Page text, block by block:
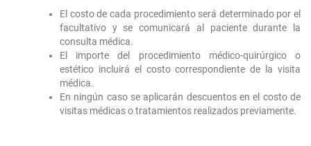
El costo de cada procedimiento será determinado por el
facultativo y se comunicará al paciente durante la
consulta médica.
El importe del procedimiento médico-quirúrgico o
estético incluirá el costo correspondiente de la visita
médica.
En ningún caso se aplicarán descuentos en el costo de
visitas médicas o tratamientos realizados previamente.